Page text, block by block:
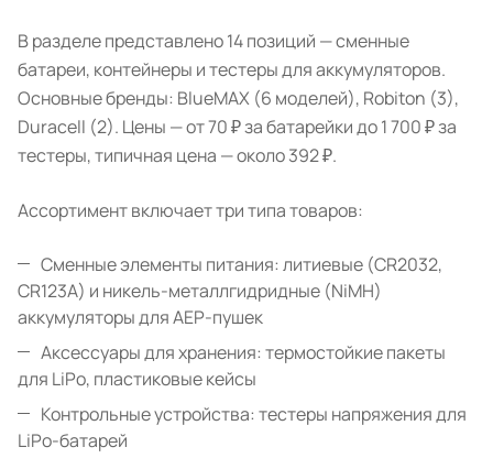
В разделе представлено 14 позиций — сменные
батареи, контейнеры и тестеры для аккумуляторов.
Основные бренды: BlueMAX (6 моделей), Robiton (3),
Duracell (2). Цены — от 70 ₽ за батарейки до 1 700 ₽ за
тестеры, типичная цена — около 392 ₽.
Ассортимент включает три типа товаров:
Сменные элементы питания: литиевые (CR2032,
CR123A) и никель-металлгидридные (NiMH)
аккумуляторы для AEP-пушек
Аксессуары для хранения: термостойкие пакеты
для LiPo, пластиковые кейсы
Контрольные устройства: тестеры напряжения для
LiPo-батарей